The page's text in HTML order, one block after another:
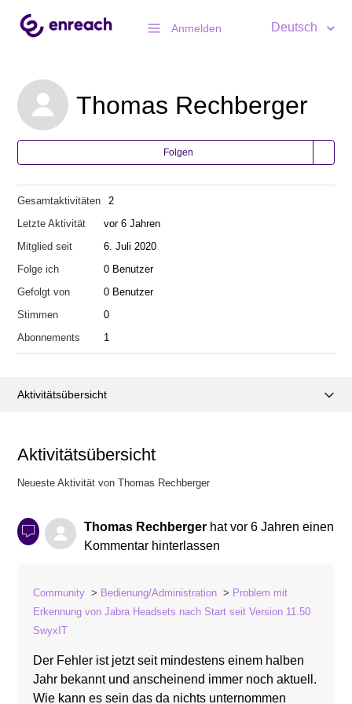
Anmelden Deutsch
Thomas Rechberger
Folgen
Gesamtaktivitäten
2
Letzte Aktivität
vor 6 Jahren
Mitglied seit
6. Juli 2020
Folge ich
0 Benutzer
Gefolgt von
0 Benutzer
Stimmen
0
Abonnements
1
Aktivitätsübersicht
Aktivitätsübersicht
Neueste Aktivität von Thomas Rechberger
Thomas Rechberger hatvor 6 Jahren einen
Kommentar hinterlassen
Community Bedienung/Administration
Problem mit
Erkennung von Jabra Headsets nach Start seit Version 11.50
SwyxIT
Der Fehler ist jetzt seit mindestens einem halben
Jahr bekannt und anscheinend immer noch aktuell.
Wie kann es sein das da nichts unternommen